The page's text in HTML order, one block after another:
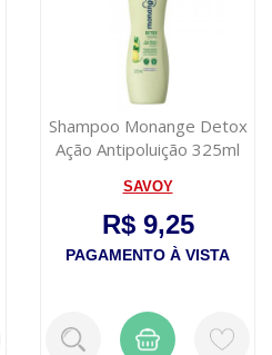
Shampoo Monange Detox
Ação Antipoluição 325ml
SAVOY
R$ 9,25
PAGAMENTO À VISTA